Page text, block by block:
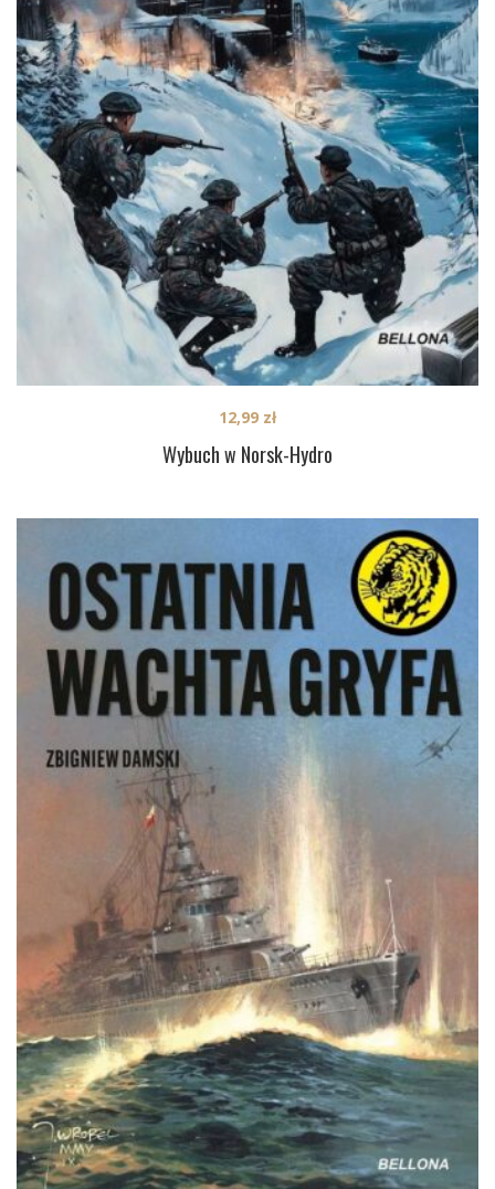
Wybuch w Norsk-Hydro
12,99 zł